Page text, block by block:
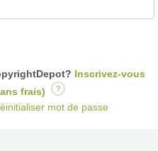
Inscrivez-vous
frais)
?
mot de passe